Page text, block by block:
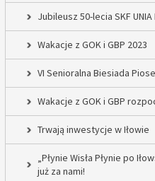
Jubileusz 50-lecia SKF
Wakacje z GOK i GBP 2023
VI Senioralna Biesiada
Wakacje z GOK i GBP
Trwają inwestycje w Iłowie
„Płynie Wisła Płynie po
już za nami!